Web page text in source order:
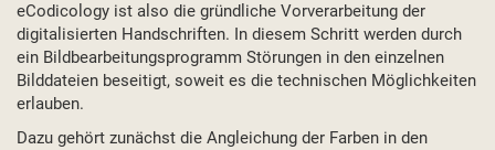
eCodicology ist also die gründliche Vorverarbeitung der
digitalisierten Handschriften. In diesem Schritt werden durch
ein Bildbearbeitungsprogramm Störungen in den einzelnen
Bilddateien beseitigt, soweit es die technischen Möglichkeiten
erlauben.
Dazu gehört zunächst die Angleichung der Farben in den